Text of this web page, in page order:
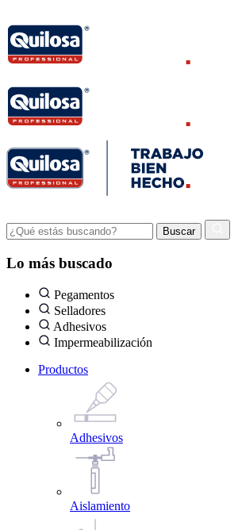
Lo más buscado
Pegamentos
Selladores
Adhesivos
Impermeabilización
Productos
Adhesivos
Aislamiento